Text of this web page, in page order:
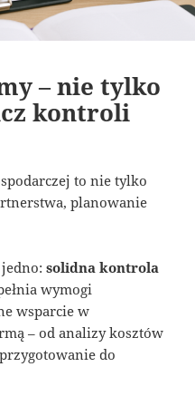
– nie tylko
kontroli
to nie tylko
planowanie
jedno:solidna kontrola
wymogi
wsparcie w
– od analizy kosztów
do